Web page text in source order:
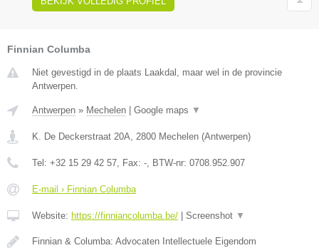
Finnian Columba
Niet gevestigd in de plaats Laakdal, maar wel in de provincie
Antwerpen.
Antwerpen » Mechelen Google maps ▼
K. De Deckerstraat 20A 2800 Mechelen (Antwerpen)
Tel: +32 15 29 42 57 , Fax: - , BTW-nr: 0708.952.907
E-mail › Finnian Columba
Website: https://finniancolumba.be/ Screenshot ▼
Finnian & Columba: Advocaten Intellectuele Eigendom